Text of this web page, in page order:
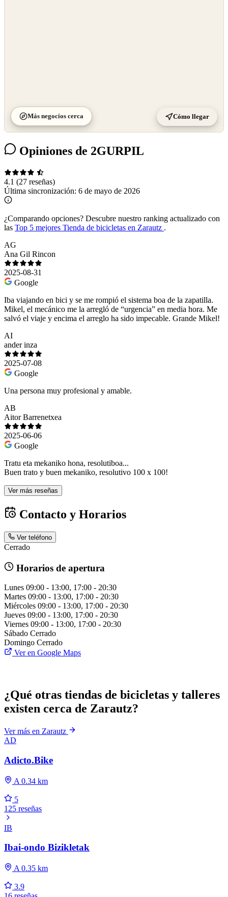
Más negocios cerca Cómo llegar
Opiniones de 2GURPIL
4.1 (27 reseñas)
Última sincronización: 6 de mayo de 2026
¿Comparando opciones? Descubre nuestro ranking actualizado con
las Top 5 mejores Tienda de bicicletas en Zarautz .
AG
Ana Gil Rincon
2025-08-31
Google
Iba viajando en bici y se me rompió el sistema boa de la zapatilla.
Mikel, el mecánico me la arregló de “urgencia” en media hora. Me
salvó el viaje y encima el arreglo ha sido impecable. Grande Mikel!
AI
ander inza
2025-07-08
Google
Una persona muy profesional y amable.
AB
Aitor Barrenetxea
2025-06-06
Google
Tratu eta mekaniko hona, resolutiboa...
Buen trato y buen mekaniko, resolutivo 100 x 100!
Ver más reseñas
Contacto y Horarios
Ver teléfono
Cerrado
Horarios de apertura
Lunes 09:00 - 13:00, 17:00 - 20:30
Martes 09:00 - 13:00, 17:00 - 20:30
Miércoles 09:00 - 13:00, 17:00 - 20:30
Jueves 09:00 - 13:00, 17:00 - 20:30
Viernes 09:00 - 13:00, 17:00 - 20:30
Sábado Cerrado
Domingo Cerrado
Ver en Google Maps
¿Qué otras tiendas de bicicletas y talleres
existen cerca de Zarautz?
Ver más en Zarautz
AD
Adicto.Bike
A 0.34 km
5
125 reseñas
IB
Ibai-ondo Bizikletak
A 0.35 km
3.9